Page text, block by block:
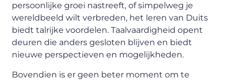
persoonlijke groei nastreeft, of simpelweg je
wereldbeeld wilt verbreden, het leren van Duits
biedt talrijke voordelen. Taalvaardigheid opent
deuren die anders gesloten blijven en biedt
nieuwe perspectieven en mogelijkheden.
Bovendien is er geen beter moment om te